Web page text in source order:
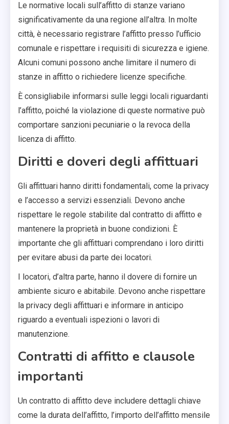
Le normative locali sull’affitto di stanze variano
significativamente da una regione all’altra. In molte
città, è necessario registrare l’affitto presso l’ufficio
comunale e rispettare i requisiti di sicurezza e igiene.
Alcuni comuni possono anche limitare il numero di
stanze in affitto o richiedere licenze specifiche.
È consigliabile informarsi sulle leggi locali riguardanti
l’affitto, poiché la violazione di queste normative può
comportare sanzioni pecuniarie o la revoca della
licenza di affitto.
Diritti e doveri degli affittuari
Gli affittuari hanno diritti fondamentali, come la privacy
e l’accesso a servizi essenziali. Devono anche
rispettare le regole stabilite dal contratto di affitto e
mantenere la proprietà in buone condizioni. È
importante che gli affittuari comprendano i loro diritti
per evitare abusi da parte dei locatori.
I locatori, d’altra parte, hanno il dovere di fornire un
ambiente sicuro e abitabile. Devono anche rispettare
la privacy degli affittuari e informare in anticipo
riguardo a eventuali ispezioni o lavori di
manutenzione.
Contratti di affitto e clausole
importanti
Un contratto di affitto deve includere dettagli chiave
come la durata dell’affitto, l’importo dell’affitto mensile